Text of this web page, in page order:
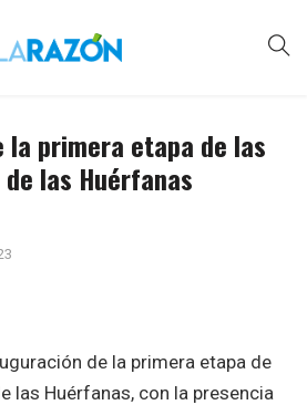
la primera etapa de las
las Huérfanas
de la primera etapa de
las Huérfanas, con la presencia